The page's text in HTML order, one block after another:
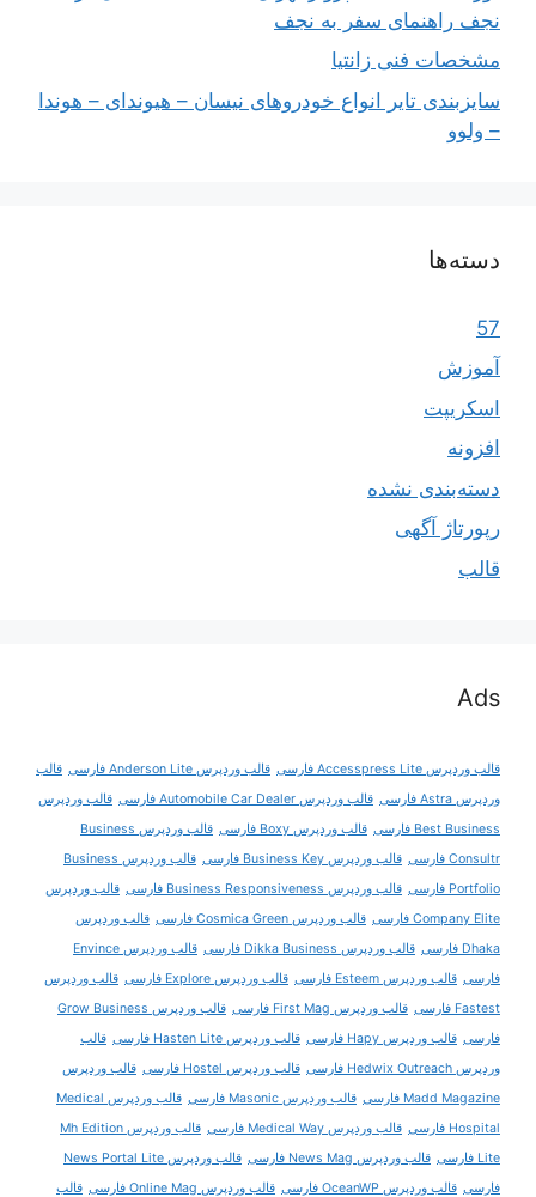
نجف راهنمای سفر به نجف
مشخصات فنی زانتیا
سایزبندی تایر انواع خودروهای نیسان – هیوندای – هوندا
– ولوو
دسته‌ها
57
آموزش
اسکریپت
افزونه
دسته‌بندی نشده
رپورتاژ آگهی
قالب
Ads
قالب وردپرس Accesspress Lite فارسی قالب وردپرس Anderson Lite فارسی
قالب
وردپرس Astra فارسی
قالب وردپرس Automobile Car Dealer فارسی
قالب وردپرس
Best Business فارسی
قالب وردپرس Boxy فارسی
قالب وردپرس Business
Consultr فارسی
قالب وردپرس Business Key فارسی
قالب وردپرس Business
Portfolio فارسی
قالب وردپرس Business Responsiveness فارسی
قالب وردپرس
Company Elite فارسی
قالب وردپرس Cosmica Green فارسی
قالب وردپرس
Dhaka فارسی
قالب وردپرس Dikka Business فارسی
قالب وردپرس Envince
فارسی قالب وردپرس Esteem فارسی قالب وردپرس Explore فارسی
قالب وردپرس
Fastest فارسی
قالب وردپرس First Mag فارسی
قالب وردپرس Grow Business
فارسی قالب وردپرس Hapy فارسی قالب وردپرس Hasten Lite فارسی
قالب
وردپرس Hedwix Outreach فارسی
قالب وردپرس Hostel فارسی
قالب وردپرس
Madd Magazine فارسی
قالب وردپرس Masonic فارسی
قالب وردپرس Medical
Hospital فارسی
قالب وردپرس Medical Way فارسی
قالب وردپرس Mh Edition
Lite فارسی
قالب وردپرس News Mag فارسی
قالب وردپرس News Portal Lite
فارسی قالب وردپرس OceanWP فارسی قالب وردپرس Online Mag فارسی
قالب